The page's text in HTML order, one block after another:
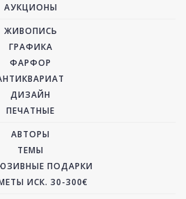
АУКЦИОНЫ
ЖИВОПИСЬ
ГРАФИКА
ФАРФОР
ДИЗАЙН
ПЕЧАТНЫЕ
АВТОРЫ
ТЕМЫ
ПОДАРКИ
ИСК. 30-300€